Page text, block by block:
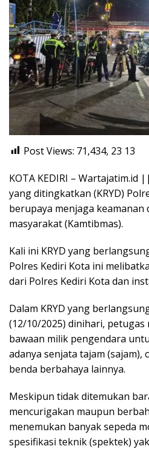
Post Views: 71,434, 23 13
KOTA KEDIRI –
yang ditingkatkan (KRYD)
berupaya menjaga keamanan
masyarakat (Kamtibmas).
Kali ini KRYD yang
Polres Kediri Kota ini
dari Polres Kediri Kota dan
Dalam KRYD yang
(12/10/2025) dinihari,
bawaan milik pengendara
adanya senjata tajam
benda berbahaya lainnya.
Meskipun tidak ditemukan
mencurigakan maupun
menemukan banyak sepeda
spesifikasi teknik (spektek)